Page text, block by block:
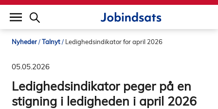
builddate: 2026-02-02 16:12:57
Nyheder Talnyt Ledighedsindikator for april 2026
05.05.2026
Ledighedsindikator peger på en
stigning i ledigheden i april 2026